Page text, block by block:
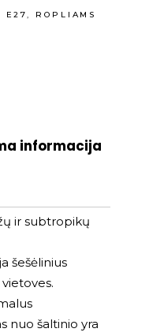
E27, ROPLIAMS
informacija
ir subtropikų
šešėlinius
nuo šaltinio yra